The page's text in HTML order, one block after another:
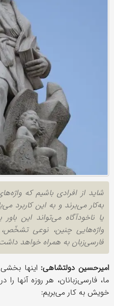
شاید از افرادی باشیم که
به‌کار می‌برند و به این کاربرد
یا ناخودآگاه می‌تواند این
واژه‌هایی چنین، نوعی
فارسی‌زبان به همراه خواهد
امیرحسین دولتشاهی: اینها
ما، فارسی‌زبانان، هر روزه آنها
خویش به کار می‌بریم: